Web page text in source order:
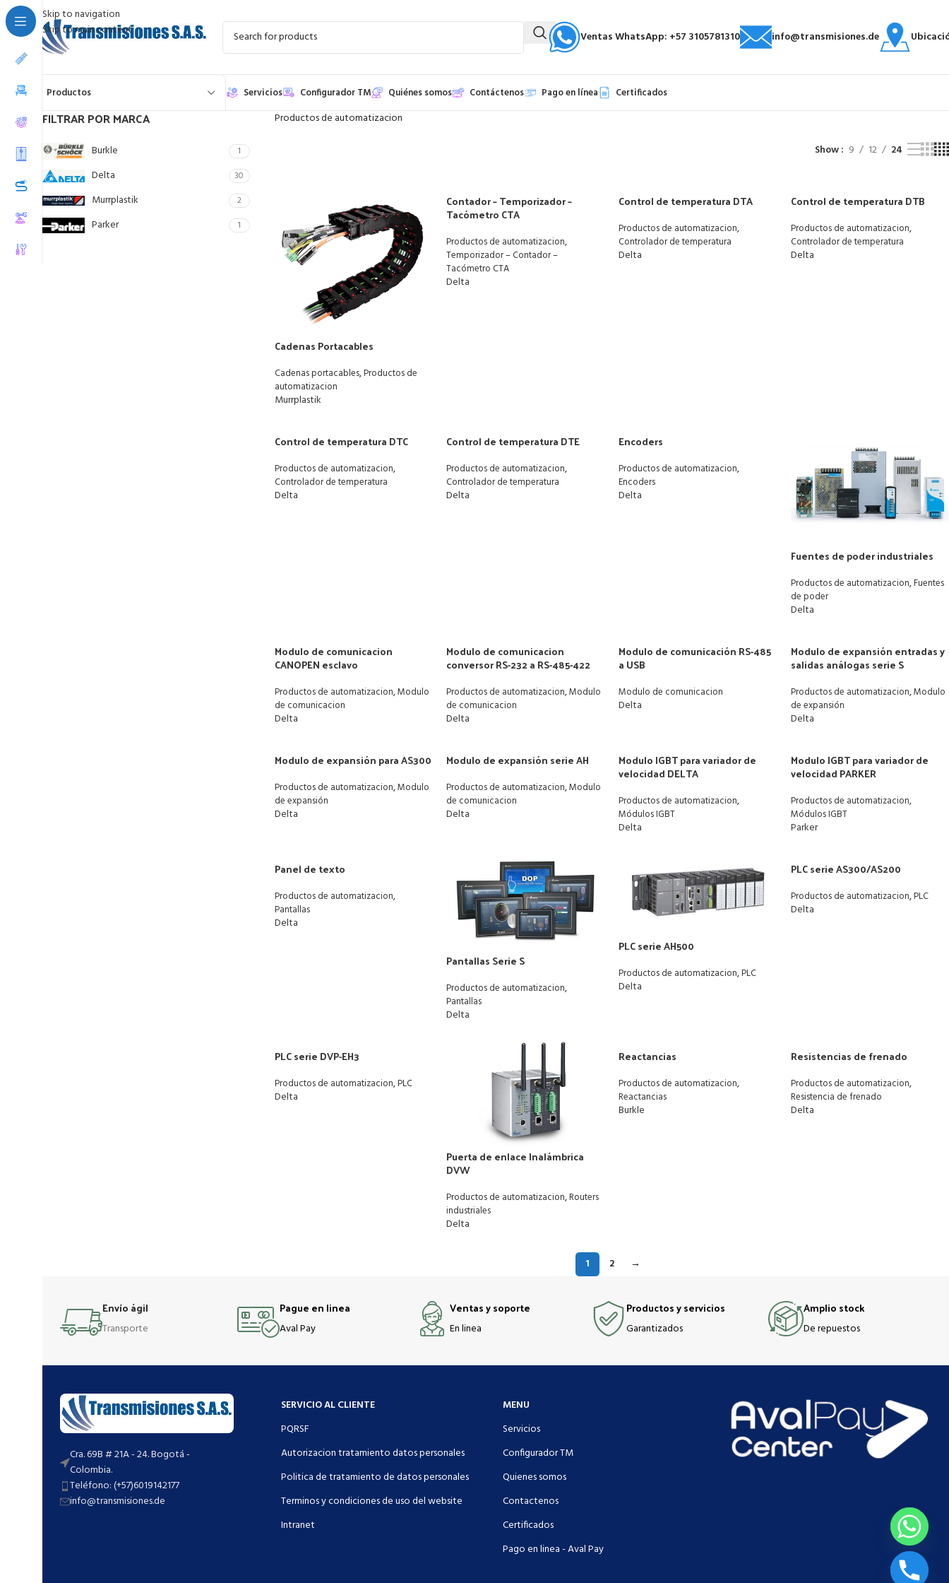
Skip to navigation
Skip to main content
Ventas WhatsApp: +57 3105781310 info@transmisiones.de
Productos Servicios Configurador TM Quiénes somos Contáctenos Pago en línea Certificados
FILTRAR POR MARCA
Burkle 1
Delta 30
Murrplastik 2
Parker 1
Productos de automatizacion
Show
9 12 24
Cadenas Portacables
Cadenas portacables,Productos de
automatizacion
Murrplastik
Contador – Temporizador –
Tacómetro CTA
Productos de automatizacion,
Temporizador – Contador –
Tacómetro CTA
Delta
Control de temperatura DTA
Productos de automatizacion,
Controlador de temperatura
Delta
Control de temperatura DTB
Productos de automatizacion,
Controlador de temperatura
Delta
Control de temperatura DTC
Productos de automatizacion,
Controlador de temperatura
Delta
Control de temperatura DTE
Productos de automatizacion,
Controlador de temperatura
Delta
Encoders
Productos de automatizacion,
Encoders
Delta
Fuentes de poder industriales
Productos de automatizacion,Fuentes
de poder
Delta
Modulo de comunicacion
CANOPEN esclavo
Productos de automatizacion,Modulo
de comunicacion
Delta
Modulo de comunicacion
conversor RS-232 a RS-485-422
Productos de automatizacion,Modulo
de comunicacion
Delta
Modulo de comunicación RS-485
a USB
Modulo de comunicacion
Delta
Modulo de expansión entradas y
salidas análogas serie S
Productos de automatizacion,Modulo
de expansión
Delta
Modulo de expansión para AS300
Productos de automatizacion,Modulo
de expansión
Delta
Modulo de expansión serie AH
Productos de automatizacion,Modulo
de comunicacion
Delta
Modulo IGBT para variador de
velocidad DELTA
Productos de automatizacion,
Módulos IGBT
Delta
Modulo IGBT para variador de
velocidad PARKER
Productos de automatizacion,
Módulos IGBT
Parker
Panel de texto
Productos de automatizacion,
Pantallas
Delta
Pantallas Serie S
Productos de automatizacion,
Pantallas
Delta
PLC serie AH500
Productos de automatizacion,PLC
Delta
PLC serie AS300/AS200
Productos de automatizacion,PLC
Delta
PLC serie DVP-EH3
Productos de automatizacion,PLC
Delta
Puerta de enlace Inalámbrica
DVW
Productos de automatizacion,Routers
industriales
Delta
Reactancias
Productos de automatizacion,
Reactancias
Burkle
Resistencias de frenado
Productos de automatizacion,
Resistencia de frenado
Delta
1 2 →
Envío ágil
Transporte
Pague en linea
Aval Pay
Ventas y soporte
En linea
Productos y servicios
Garantizados
Amplio stock
De repuestos
Cra. 69B # 21A - 24. Bogotá -
Colombia.
Teléfono: (+57)6019142177
info@transmisiones.de
SERVICIO AL CLIENTE
PQRSF
Autorizacion tratamiento datos personales
Politica de tratamiento de datos personales
Terminos y condiciones de uso del website
Intranet
MENU
Servicios
Configurador TM
Quienes somos
Contactenos
Certificados
Pago en linea - Aval Pay